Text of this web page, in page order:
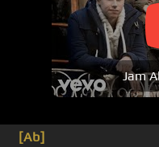
Jam
[Ab]